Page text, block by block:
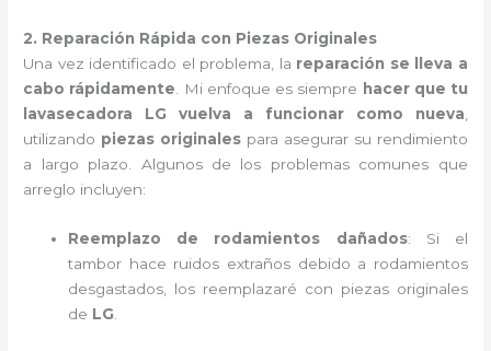
2. Reparación Rápida con Piezas Originales
Una vez identificado el problema, la reparación se lleva a
cabo rápidamente. Mi enfoque es siempre hacer que tu
lavasecadora LG vuelva a funcionar como nueva,
utilizando piezas originales para asegurar su rendimiento
a largo plazo. Algunos de los problemas comunes que
arreglo incluyen:
Reemplazo de rodamientos dañados: Si el
tambor hace ruidos extraños debido a rodamientos
desgastados, los reemplazaré con piezas originales
de LG.